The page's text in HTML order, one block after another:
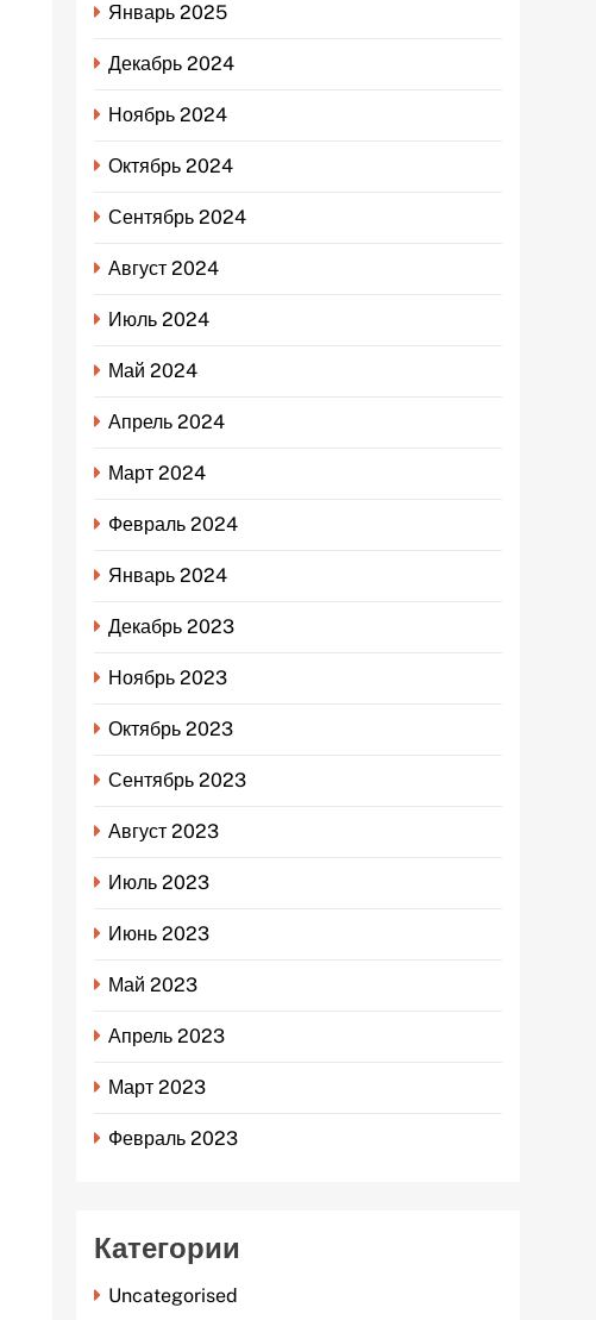
Январь 2025
Декабрь 2024
Ноябрь 2024
Октябрь 2024
Сентябрь 2024
Август 2024
Июль 2024
Май 2024
Апрель 2024
Март 2024
Февраль 2024
Январь 2024
Декабрь 2023
Ноябрь 2023
Октябрь 2023
Сентябрь 2023
Август 2023
Июль 2023
Июнь 2023
Май 2023
Апрель 2023
Март 2023
Февраль 2023
Категории
Uncategorised